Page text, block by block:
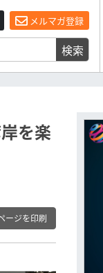
メルマガ登録
検索
を楽
ージを印刷